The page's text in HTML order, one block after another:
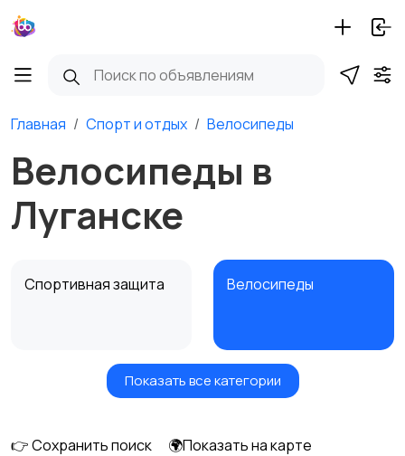
Главная Спорт и отдых Велосипеды
Велосипеды в
Луганске
Спортивная защита Велосипеды
Самокаты и
Показать все категории
👉 Сохранить поиск
🌍Показать на карте